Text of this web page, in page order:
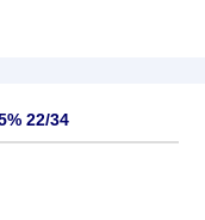
22/34